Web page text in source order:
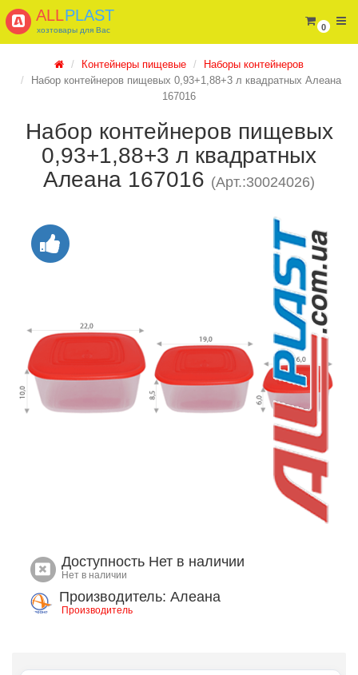
0
ALLPLAST
хозтовары для Вас
Контейнеры пищевые
Наборы контейнеров
Набор контейнеров пищевых 0,93+1,88+3 л квадратных Алеана
167016
Набор контейнеров пищевых
0,93+1,88+3 л квадратных
Алеана 167016 (Арт.:30024026)
Доступность Нет в наличии
Нет в наличии
Производитель: Алеана
Производитель